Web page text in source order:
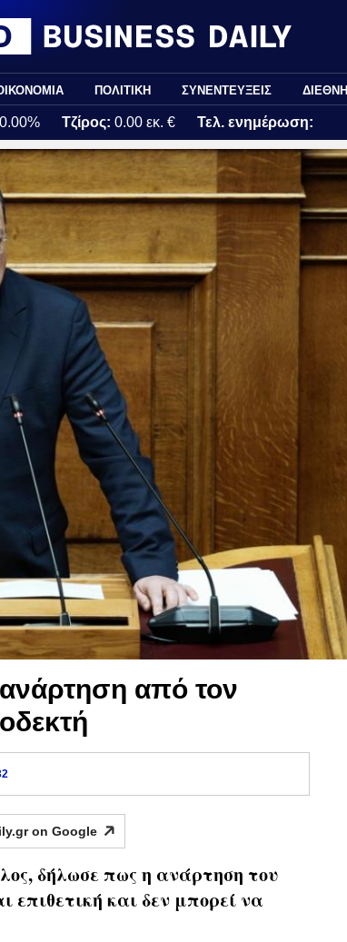
ΠΟΛΙΤΙΚΗ ΣΥΝΕΝΤΕΥΞΕΙΣ ΔΙΕΘΝΗ
0.00% Τζίρος: 0.00 εκ. € Τελ. ενημέρωση:
από τον
on Google
δήλωσε πως η ανάρτηση του
και δεν μπορεί να